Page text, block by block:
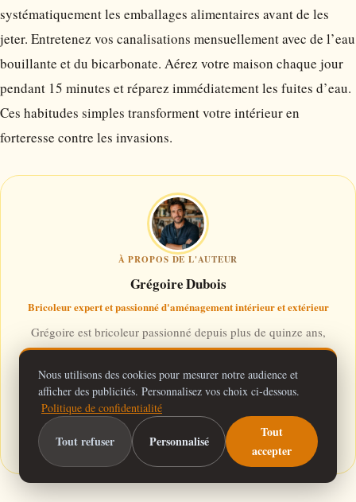
systématiquement les emballages alimentaires avant de les
jeter. Entretenez vos canalisations mensuellement avec de l’eau
bouillante et du bicarbonate. Aérez votre maison chaque jour
pendant 15 minutes et réparez immédiatement les fuites d’eau.
Ces habitudes simples transforment votre intérieur en
forteresse contre les invasions.
À PROPOS DE L'AUTEUR
Grégoire Dubois
Bricoleur expert et passionné d'aménagement intérieur et extérieur
Grégoire est bricoleur passionné depuis plus de quinze ans,
spécialisé dans l'aménagement intérieur, la rénovation et le
jardinage, avec une solide expérience terrain acquise sur des
centaines de projets personnels et familiaux.
En savoir plus
Nous utilisons des cookies pour mesurer notre audience et
afficher des publicités. Personnalisez vos choix ci-dessous.
Politique de confidentialité
Tout refuser Personnalisé
Tout
accepter